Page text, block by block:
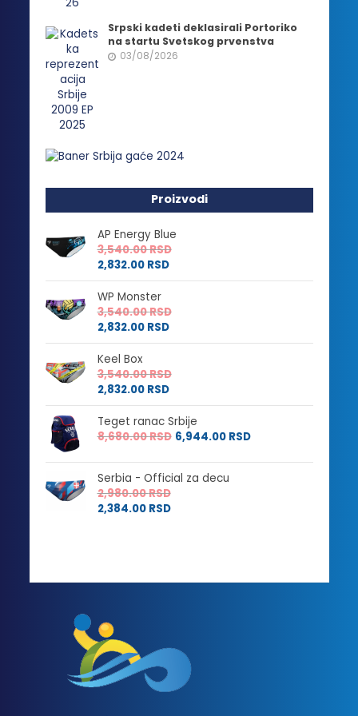
Srpski kadeti deklasirali Portoriko
na startu Svetskog prvenstva
03/08/2026
Proizvodi
AP Energy Blue
3,540.00RSD
2,832.00 RSD
WP Monster
3,540.00RSD
2,832.00 RSD
Keel Box
3,540.00RSD
2,832.00 RSD
Teget ranac Srbije
8,680.00RSD 6,944.00 RSD
Serbia - Official za decu
2,980.00RSD
2,384.00 RSD